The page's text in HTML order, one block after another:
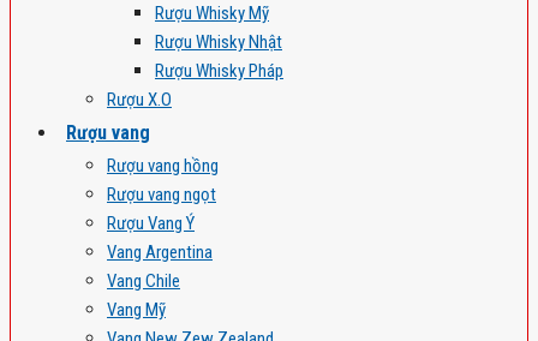
Rượu Whisky Mỹ
Rượu Whisky Nhật
Rượu Whisky Pháp
Rượu X.O
Rượu vang
Rượu vang hồng
Rượu vang ngọt
Rượu Vang Ý
Vang Argentina
Vang Chile
Vang Mỹ